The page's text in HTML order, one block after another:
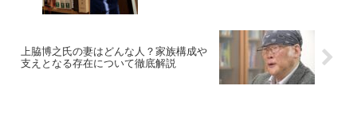
上脇博之氏の妻はどんな人？家族構成や
支えとなる存在について徹底解説